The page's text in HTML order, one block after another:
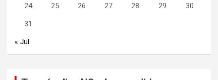
24 25 26 27 28 29 30
31
« Jul